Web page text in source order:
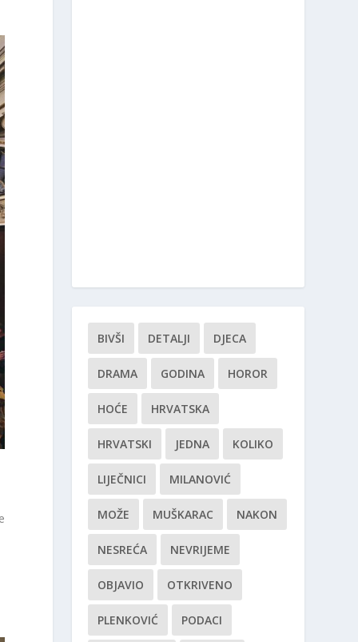
BIVŠI DETALJI DJECA
DRAMA GODINA HOROR
HOĆE HRVATSKA
HRVATSKI JEDNA KOLIKO
LIJEČNICI MILANOVIĆ
MOŽE MUŠKARAC NAKON
NESREĆA NEVRIJEME
OBJAVIO OTKRIVENO
PLENKOVIĆ PODACI